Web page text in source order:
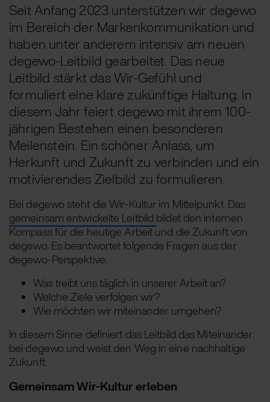
Seit Anfang 2023 unterstützen wir degewo
im Bereich der Markenkommunikation und
haben unter anderem intensiv am neuen
degewo-Leitbild gearbeitet. Das neue
Leitbild stärkt das Wir-Gefühl und
formuliert eine klare zukünftige Haltung. In
diesem Jahr feiert degewo mit ihrem 100-
jährigen Bestehen einen besonderen
Meilenstein. Ein schöner Anlass, um
Herkunft und Zukunft zu verbinden und ein
motivierendes Zielbild zu formulieren.
Bei degewo steht die Wir-Kultur im Mittelpunkt. Das
gemeinsam entwickelte Leitbild bildet den internen
Kompass für die heutige Arbeit und die Zukunft von
degewo. Es beantwortet folgende Fragen aus der
degewo-Perspektive:
Was treibt uns täglich in unserer Arbeit an?
Welche Ziele verfolgen wir?
Wie möchten wir miteinander umgehen?
In diesem Sinne definiert das Leitbild das Miteinander
bei degewo und weist den Weg in eine nachhaltige
Zukunft.
Gemeinsam Wir-Kultur erleben